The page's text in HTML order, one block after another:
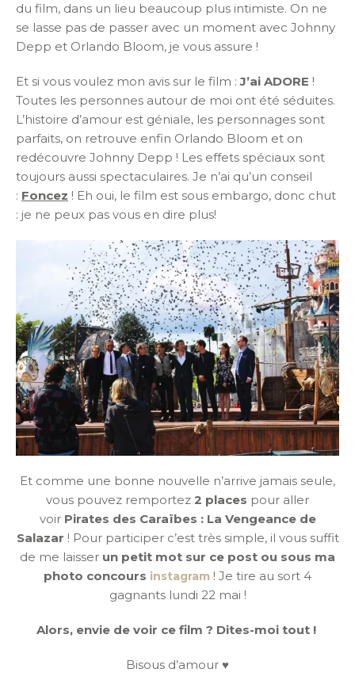
du film, dans un lieu beaucoup plus intimiste. On ne
se lasse pas de passer avec un moment avec Johnny
Depp et Orlando Bloom, je vous assure !
Et si vous voulez mon avis sur le film :J’ai ADORE !
Toutes les personnes autour de moi ont été séduites.
L’histoire d’amour est géniale, les personnages sont
parfaits, on retrouve enfin Orlando Bloom et on
redécouvre Johnny Depp ! Les effets spéciaux sont
toujours aussi spectaculaires. Je n’ai qu’un conseil
: Foncez ! Eh oui, le film est sous embargo, donc chut
: je ne peux pas vous en dire plus!
Et comme une bonne nouvelle n’arrive jamais seule,
vous pouvez remportez 2 places pour aller
voir Pirates des Caraïbes : La Vengeance de
Salazar ! Pour participer c’est très simple, il vous suffit
de me laisser un petit mot sur ce post ou sous ma
photo concours instagram ! Je tire au sort 4
gagnants lundi 22 mai !
Alors, envie de voir ce film ? Dites-moi tout !
Bisous d’amour ♥